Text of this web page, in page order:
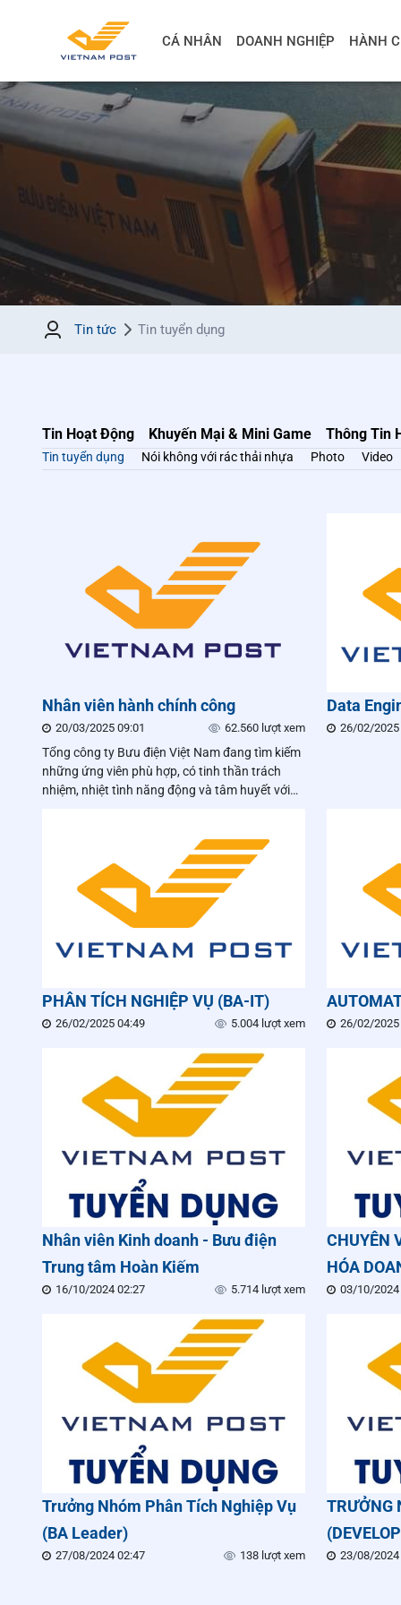
CÁ NHÂN DOANH NGHIỆP HÀNH
Tin tức Tin tuyển dụng
Tin Hoạt Động Khuyến Mại & Mini Game Thông Tin
Tin tuyển dụng Nói không với rác thải nhựa Photo Video
Nhân viên hành chính công
20/03/2025 09:01 62.560 lượt xem
Tổng công ty Bưu điện Việt Nam đang tìm kiếm
những ứng viên phù hợp, có tinh thần trách
nhiệm, nhiệt tình năng động và tâm huyết với
Data
26/02/2025
PHÂN TÍCH NGHIỆP VỤ (BA-IT)
26/02/2025 04:49 5.004 lượt xem 26/02/2025
Nhân viên Kinh doanh - Bưu điện
Trung tâm Hoàn Kiếm
16/10/2024 02:27 5.714 lượt xem
CHUYÊN
HÓA
THÔNG
03/10/2024
Trưởng Nhóm Phân Tích Nghiệp Vụ
(BA Leader)
27/08/2024 02:47 138 lượt xem
TRƯỞNG
23/08/2024